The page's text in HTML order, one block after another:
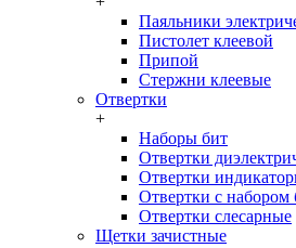
Паяльники
Пистолет клеевой
Припой
Стержни клеевые
Отвертки
+
Наборы бит
Отвертки
Отвертки
Отвертки с набором
Отвертки слесарные
Щетки зачистные